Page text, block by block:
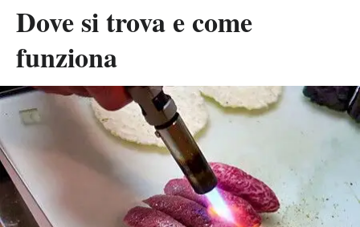
Dove si trova e come
funziona